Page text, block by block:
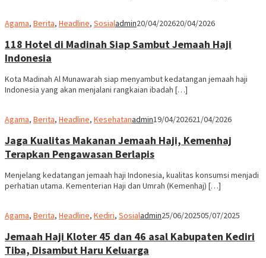
Agama, Berita, Headline, Sosialadmin20/04/202620/04/2026
118 Hotel di Madinah Siap Sambut Jemaah Haji
Indonesia
Kota Madinah Al Munawarah siap menyambut kedatangan jemaah haji
Indonesia yang akan menjalani rangkaian ibadah […]
Agama, Berita, Headline, Kesehatanadmin19/04/202621/04/2026
Jaga Kualitas Makanan Jemaah Haji, Kemenhaj
Terapkan Pengawasan Berlapis
Menjelang kedatangan jemaah haji Indonesia, kualitas konsumsi menjadi
perhatian utama. Kementerian Haji dan Umrah (Kemenhaj) […]
Agama, Berita, Headline, Kediri, Sosialadmin25/06/202505/07/2025
Jemaah Haji Kloter 45 dan 46 asal Kabupaten Kediri
Tiba, Disambut Haru Keluarga